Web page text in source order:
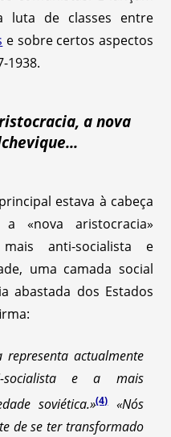
luta de classes entre
e sobre certos aspectos
1938.
a nova
estava à cabeça
«nova aristocracia»
anti-socialista e
uma camada social
abastada dos Estados
actualmente
e a mais
soviética.»(4)«Nós
de se ter transformado